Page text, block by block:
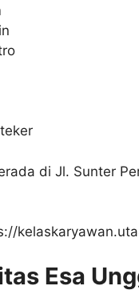
di Jl. Sunter
Esa